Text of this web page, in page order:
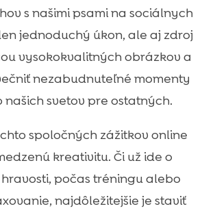
s našimi psami na sociálnych
jednoduchý úkon, ale aj zdroj
vysokokvalitných obrázkov a
nezabudnuteľné momenty
svetov pre ostatných.
spoločných zážitkov online
kreativitu. Či už ide o
počas tréningu alebo
najdôležitejšie je staviť